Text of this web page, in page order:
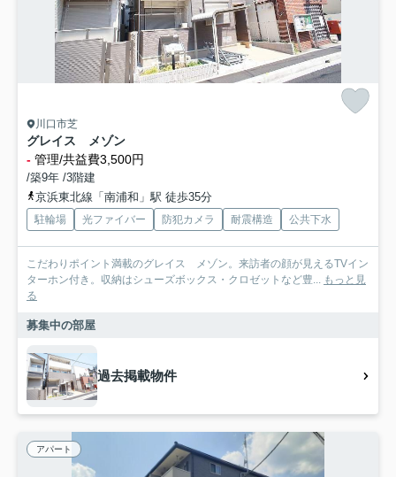
川口市芝
グレイス メゾン
- 管理/共益費3,500円
/築9年 /3階建
京浜東北線「南浦和」駅 徒歩35分
駐輪場 光ファイバー 防犯カメラ 耐震構造 公共下水
こだわりポイント満載のグレイス メゾン。来訪者の顔が見えるTVイン
ターホン付き。収納はシューズボックス・クロゼットなど豊... もっと見
る
募集中の部屋
過去掲載物件
アパート